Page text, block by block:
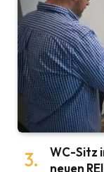
WC-Sitz
neuen